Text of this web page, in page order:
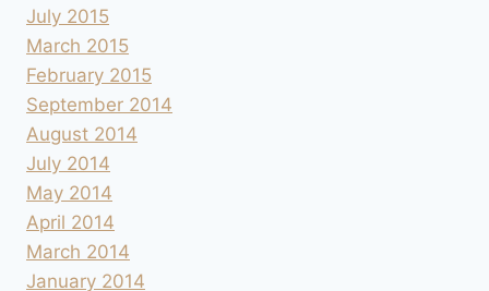
July 2015
March 2015
February 2015
September 2014
August 2014
July 2014
May 2014
April 2014
March 2014
January 2014